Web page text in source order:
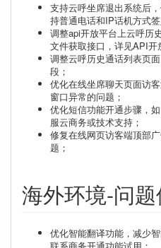
支持云呼坐席退出系统后
持普通电话和IP话机方式签
调整api开放平台上云呼历
文件获取接口，详见API开
调整云呼历史通话列表页
段；
优化在线坐席聊天页面访
窗口异常的问题；
优化短信功能开通步骤，
服云商务或技术支持；
修复在线网页访客端顶部
题；
海外环境-问题
优化智能翻译功能，减少